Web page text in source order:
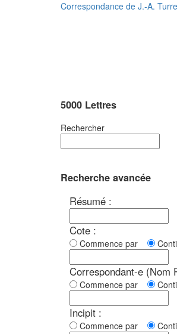
Correspondance de J.-A.
5000 Lettres
Rechercher
Recherche avancée
Résumé :
Cote :
Commence par
Correspondant-e (Nom
Commence par
Incipit :
Commence par